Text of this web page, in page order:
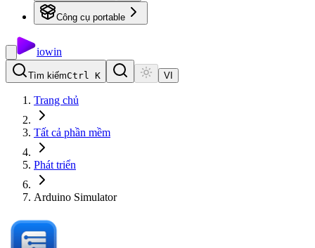
Công cụ portable
iowin
Tìm kiếmCtrl K VI
Trang chủ
Tất cả phần mềm
Phát triển
Arduino Simulator